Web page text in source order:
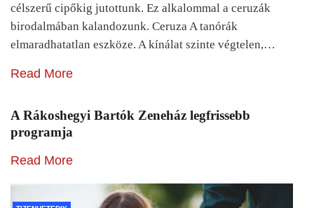
célszerű cipőkig jutottunk. Ez alkalommal a ceruzák
birodalmában kalandozunk. Ceruza A tanórák
elmaradhatatlan eszköze. A kínálat szinte végtelen,…
Read More
A Rákoshegyi Bartók Zeneház legfrissebb
programja
Read More